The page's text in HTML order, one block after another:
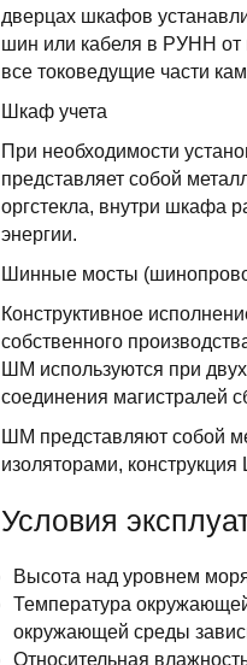
дверцах шкафов
шин или кабеля в РУНН от
все токоведущие части
Шкаф учета
При необходимости
представляет собой
оргстекла, внутри шкафа
энергии.
Шинные мосты
Конструктивное
собственного
ШМ используются при
соединения магистралей
ШМ представляют собой
изоляторами,
Условия
Высота над уровнем
Температура
окружающей среды
Относительная